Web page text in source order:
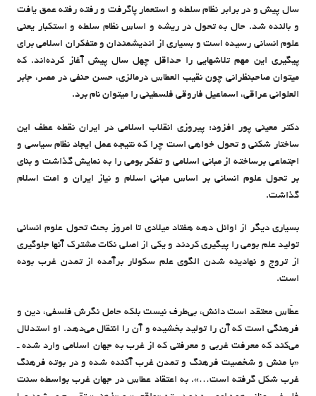
سال پیش و در برابر نظام سلطه و استعمار پاگرفت و رفته رفته عمق یافت
و بالنده شد. حال به تحول در ریشه و اساس نظام سلطه و استکبار یعنی
علوم انسانی رسیده است و بسیاری از اندیشمندان و متفکران اسلامی برای
پیگیری این مهم تلاشهایی را حداقل چهل سال پیش آغاز کرده‌اند. که
میتوان صاحبنظرانی چون نقیب العطاس درمالزی، حسن حنفی در مصر، جابر
العلوانی عراقی، اسماعیل فاروقی فلسطینی را میتوان نام برد.
دکتر معینی پور افزود: پیروزی انقلاب اسلامی در ایران نقطه عطف این
ساختار شکنی و تحول خواهی است چرا که نتیجه عمل ایجاد نظام سیاسی و
اجتماعی برساخته از مبانی اسلامی و تفکر بومی را به نمایش گذاشت و بنای
بر تحول علوم انسانی بر اساس مبانی اسلام و نیاز ایران و امت اسلام
گذاشت.
بسیاری دیگر از اوائل دهه هفتاد میلادی تا امروز بحث تحول علوم انسانی
تولید علم بومی را پیگیری کردند و یکی از اصلی نکات مشترک آنها جلوگیری
از تروج و نهادینه شدن الگوی علم سکولار برآمده از تمدن غرب بوده
است.
عطّاس معتقد است دانش، بی‌طرف نیست بلکه حامل نگرش فلسفی، دین و
فرهنگی است که آن را تولید بخشیده و آن را انتقال می‌دهد. او استدلال
می‌کند که معرفت غربی و معرفتی که از غرب به جهان اسلامی وارد شده ـ
«با منش و شخصیت فرهنگ و تمدن غرب آکنده شده و در بوته فرهنگ
غرب شکل گرفته است…». به اعتقاد عطاس در جهان غرب بواسطه سنت